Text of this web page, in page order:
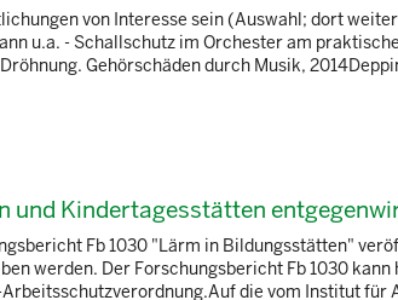
von Interesse sein (Auswahl; dort
u.a. - Schallschutz im Orchester am
Gehörschäden durch Musik,
und Kindertagesstätten
Fb 1030 "Lärm in Bildungsstätten"
werden. Der Forschungsbericht Fb 1030 kann
die vom Institut für